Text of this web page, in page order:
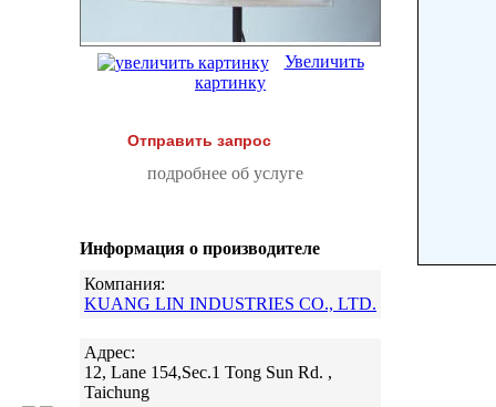
Увеличить
картинку
Отправить запрос
подробнее об услуге
Информация о производителе
Компания:
KUANG LIN INDUSTRIES CO., LTD.
Адрес:
12, Lane 154,Sec.1 Tong Sun Rd. ,
Taichung